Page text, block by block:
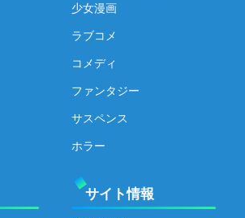
少女漫画
ラブコメ
コメディ
ファンタジー
サスペンス
ホラー
サイト情報